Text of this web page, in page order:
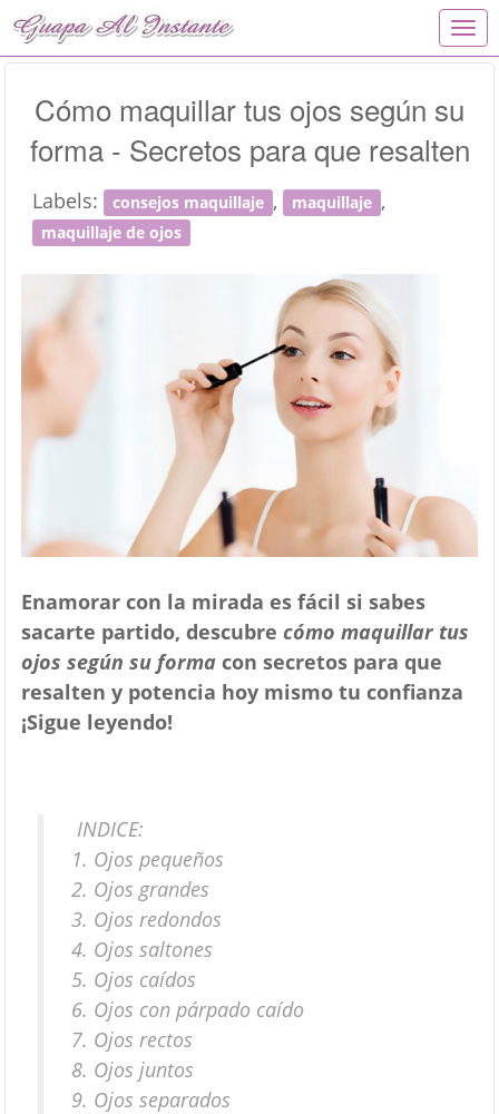
T
o
l
e
n
Cómo maquillar tus ojos según su
forma - Secretos para que resalten
Labels: consejos maquillaje , maquillaje ,
maquillaje de ojos
Enamorar con la mirada es fácil si sabes
sacarte partido, descubre cómo maquillar tus
ojos según su formacon secretos para que
resalten y potencia hoy mismo tu confianza
¡Sigue leyendo!
INDICE:
Ojos pequeños
Ojos grandes
Ojos redondos
Ojos saltones
Ojos caídos
Ojos con párpado caído
Ojos rectos
Ojos juntos
Ojos separados